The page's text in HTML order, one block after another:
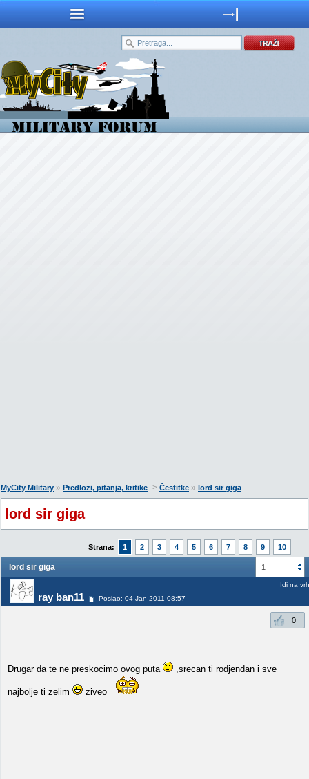
MyCity Military » Predlozi, pitanja, kritike -> Čestitke » lord sir giga
lord sir giga
Strana: 1 2 3 4 5 6 7 8 9 10
1
lord sir giga
ray ban11 Poslao: 04 Jan 2011 08:57
Idi na vrh
0
Drugar da te ne preskocimo ovog puta ,srecan ti rodjendan i sve
najbolje ti zelim ziveo